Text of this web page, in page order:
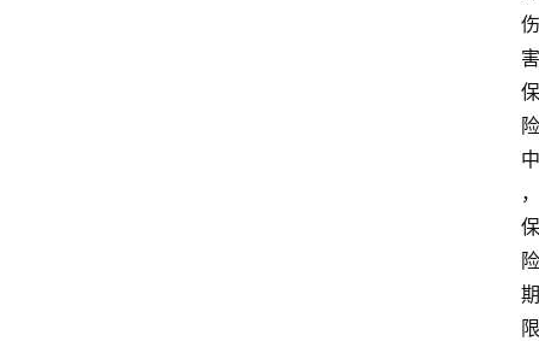
伤
害
保
险
中
，
保
险
期
限